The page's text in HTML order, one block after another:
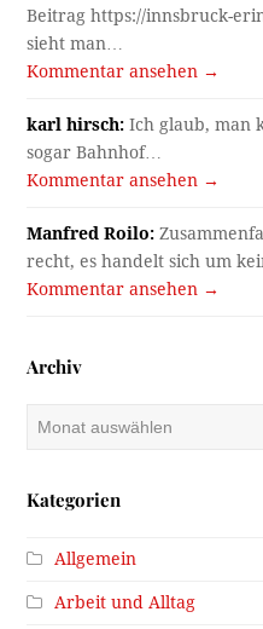
Beitrag https://innsbruck-
sieht man…
Kommentar ansehen →
karl hirsch: Ich glaub, man
sogar Bahnhof…
Kommentar ansehen →
Manfred Roilo:
recht, es handelt sich um
Kommentar ansehen →
Archiv
Archiv
Kategorien
Allgemein
Arbeit und Alltag